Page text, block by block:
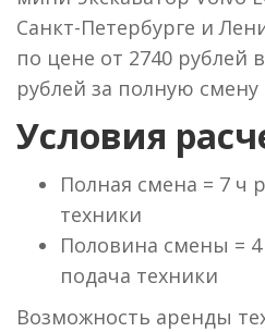
Санкт-Петербурге и
по цене от 2740 рублей
рублей за полную
Условия
Полная смена = 7 ч
техники
Половина смены =
подача техники
Возможность аренды